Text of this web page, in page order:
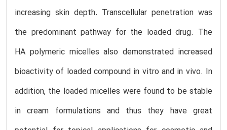
increasing skin depth. Transcellular penetration was
the predominant pathway for the loaded drug. The
HA polymeric micelles also demonstrated increased
bioactivity of loaded compound in vitro and in vivo. In
addition, the loaded micelles were found to be stable
in cream formulations and thus they have great